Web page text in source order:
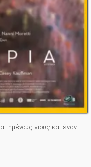
γιους και έναν